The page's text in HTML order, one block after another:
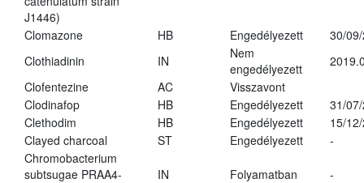
J1446)
Clomazone HB Engedélyezett
30/
Clothiadinin
IN
Nem
engedélyezett
Clofentezine
AC
Visszavont
Clodinafop
HB Engedélyezett
31/
Clethodim
HB Engedélyezett
15/
Clayed charcoal
ST Engedélyezett
-
Chromobacterium
subtsugae PRAA4-
IN Folyamatban -